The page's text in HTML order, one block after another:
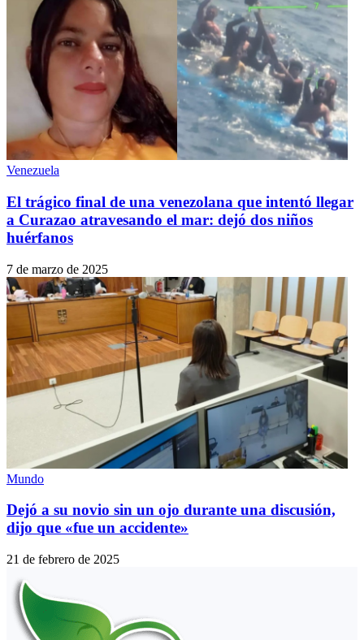
Venezuela
El trágico final de una venezolana que intentó llegar
a Curazao atravesando el mar: dejó dos niños
huérfanos
7 de marzo de 2025
Mundo
Dejó a su novio sin un ojo durante una discusión,
dijo que «fue un accidente»
21 de febrero de 2025